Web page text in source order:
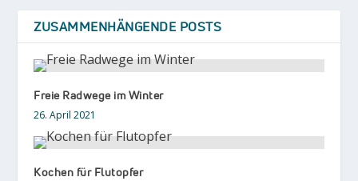
ZUSAMMENHÄNGENDE POSTS
Freie Radwege im Winter
26. April 2021
Kochen für Flutopfer